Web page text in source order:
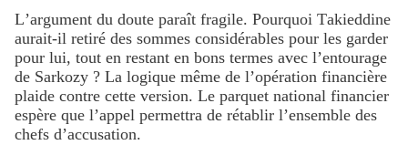
L’argument du doute paraît fragile. Pourquoi Takieddine
aurait-il retiré des sommes considérables pour les garder
pour lui, tout en restant en bons termes avec l’entourage
de Sarkozy ? La logique même de l’opération financière
plaide contre cette version. Le parquet national financier
espère que l’appel permettra de rétablir l’ensemble des
chefs d’accusation.